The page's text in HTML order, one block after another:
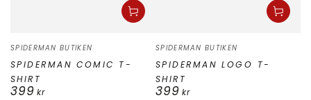
Säljare:
SPIDERMAN BUTIKEN
SPIDERMAN COMIC T-
SHIRT
Ordinarie
399 kr
Säljare:
SPIDERMAN BUTIKEN
SPIDERMAN LOGO T-
SHIRT
Ordinarie
399 kr